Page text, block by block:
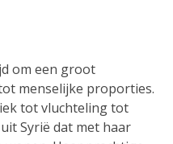
om een groot
menselijke proporties.
tot vluchteling tot
Syrië dat met haar